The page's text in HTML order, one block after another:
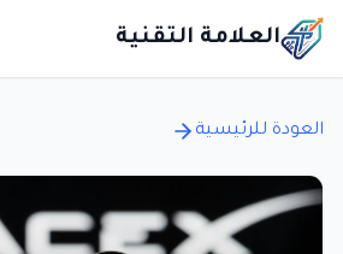
العلامة التقنية
العودة للرئيسية